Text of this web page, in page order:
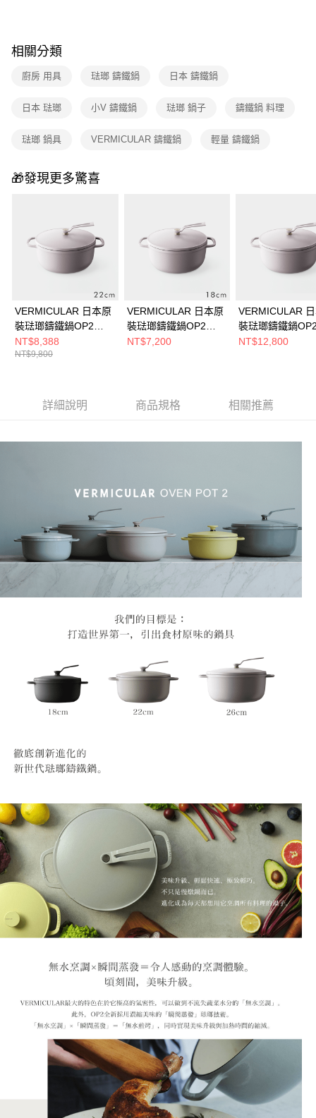
相關分類
廚房 用具 琺瑯 鑄鐵鍋 日本 鑄鐵鍋
日本 琺瑯 小V 鑄鐵鍋 琺瑯 鍋子 鑄鐵鍋 料理
琺瑯 鍋具 VERMICULAR 鑄鐵鍋 輕量 鑄鐵鍋
🎁發現更多驚喜
VERMICULAR 日本原
裝琺瑯鑄鐵鍋OP2
22cm (雲彩粉)
NT$8,388
NT$9,800
VERMICULAR 日本原
裝琺瑯鑄鐵鍋OP2
18cm (雲彩粉)
NT$7,200
VERMICULAR
裝琺瑯鑄鐵鍋
26cm (雲彩粉)
NT$12,800
詳細說明 商品規格 相關推薦